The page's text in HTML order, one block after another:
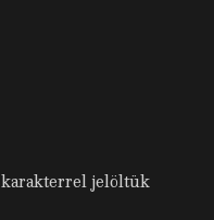
karakterrel jelöltük